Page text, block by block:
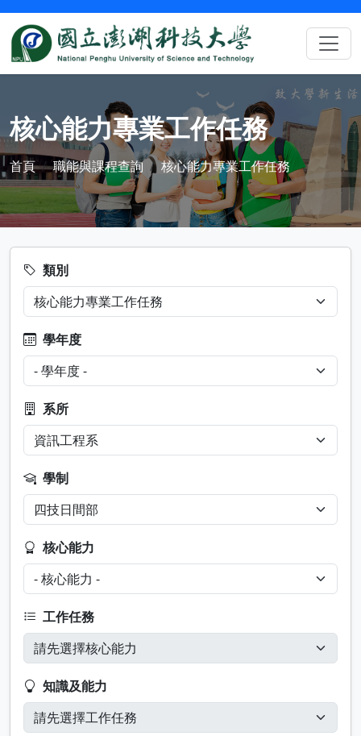
核心能力專業工作任務
首頁 職能與課程查詢 核心能力專業工作任務
類別
學年度
系所
學制
核心能力
工作任務
知識及能力